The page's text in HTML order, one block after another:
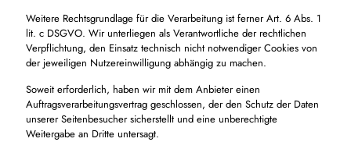
Weitere Rechtsgrundlage für die Verarbeitung ist ferner Art. 6 Abs. 1
lit. c DSGVO. Wir unterliegen als Verantwortliche der rechtlichen
Verpflichtung, den Einsatz technisch nicht notwendiger Cookies von
der jeweiligen Nutzereinwilligung abhängig zu machen.
Soweit erforderlich, haben wir mit dem Anbieter einen
Auftragsverarbeitungsvertrag geschlossen, der den Schutz der Daten
unserer Seitenbesucher sicherstellt und eine unberechtigte
Weitergabe an Dritte untersagt.